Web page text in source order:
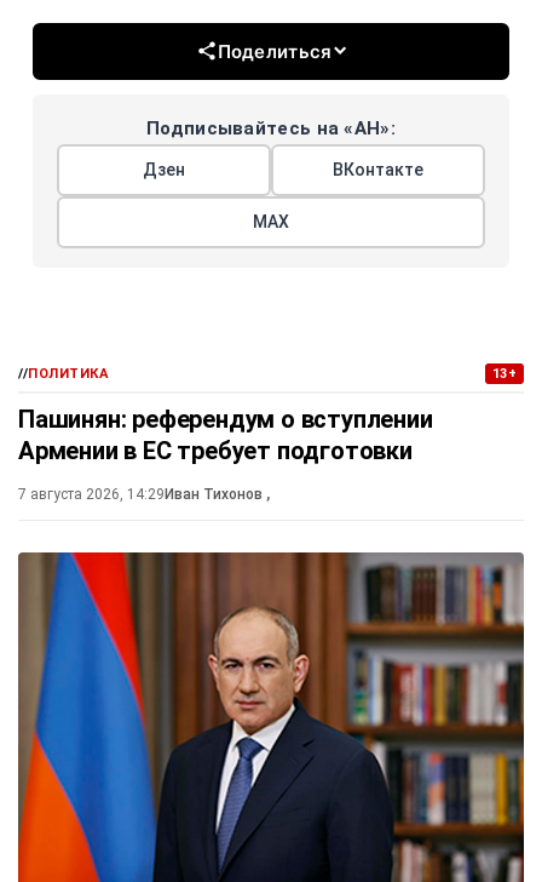
Поделиться
Подписывайтесь на «АН»:
Дзен ВКонтакте
МАХ
//ПОЛИТИКА 13+
Пашинян: референдум о вступлении
Армении в ЕС требует подготовки
7 августа 2026, 14:29Иван Тихонов ,